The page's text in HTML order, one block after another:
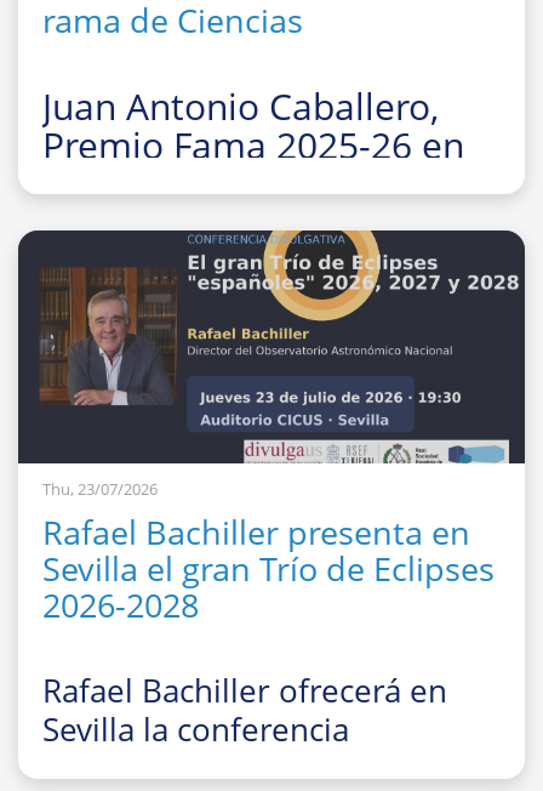
rama de Ciencias
Juan Antonio Caballero,
Premio Fama 2025-26 en
la rama de Ciencias
La Facultad de Fí
Thu, 23/07/2026
Rafael Bachiller presenta en
Sevilla el gran Trío de Eclipses
2026-2028
Rafael Bachiller ofrecerá en
Sevilla la conferencia
divulgativa“El gran Trío de